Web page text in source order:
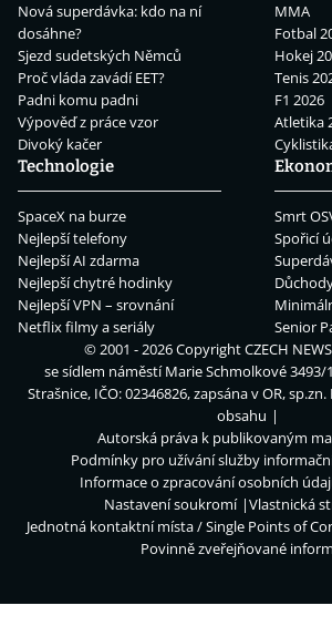
Nová superdávka: kdo na ní
dosáhne?
Sjezd sudetských Němců
Proč vláda zavádí EET?
Padni komu padni
Výpověď z práce vzor
Divoký kačer
MMA
Fotbal
Hokej
Tenis
F1 2026
Atletika
Technologie
SpaceX na burze
Nejlepší telefony
Nejlepší AI zdarma
Nejlepší chytré hodinky
Nejlepší VPN – srovnání
Netflix filmy a seriály
Smrt
Spořicí
Senior
© 2001 - 2026 CopyrightCZECH
se sídlem náměstí Marie Schmolkové 3493/
Strašnice, IČO: 02346826, zapsána v OR,
obsahu
Autorská práva k publikovaným
Podmínky pro užívání služby
Informace o zpracování osobních
Nastavení soukromí
Vlastnická
Jednotná kontaktní místa / Single Points of
Povinně zveřejňované